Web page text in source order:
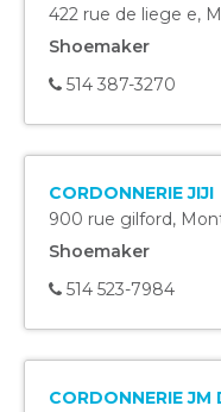
422 rue de liege e,
Shoemaker
514 387-3270
CORDONNERIE JIJI
900 rue gilford,
Shoemaker
514 523-7984
CORDONNERIE JM